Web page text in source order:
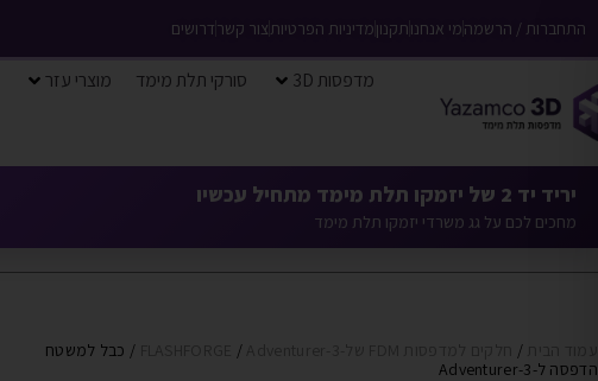
התחברות / הרשמהמי אנחנותקנוןמדיניות הפרטיות צור קשרדרושים
מדפסות 3D סורקי תלת מימד מוצרי עזר
יריד יד 2 של יזמקו תלת מימד מתחיל עכשיו
מחכים לכם על גג משרדי יזמקו תלת מימד
/
/
/ כבל למשטח
הדפסה ל-Adventurer-3